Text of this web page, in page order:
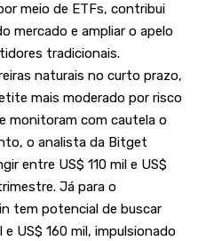
meio de ETFs, contribui
mercado e ampliar o apelo
tradicionais.
naturais no curto prazo,
mais moderado por risco
monitoram com cautela o
o analista da Bitget
entre US$ 110 mil e US$
Já para o
tem potencial de buscar
US$ 160 mil, impulsionado